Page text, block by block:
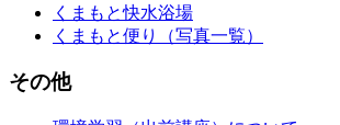
くまもと快水浴場
くまもと便り（写真一覧）
その他